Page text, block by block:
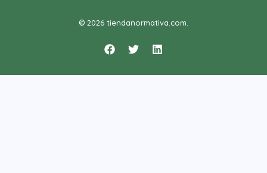
© 2026 tiendanormativa.com.